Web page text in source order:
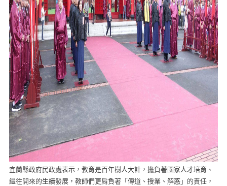
宜蘭縣政府民政處表示，教育是百年樹人大計，擔負著國家人才培育、
繼往開來的生續發展，教師們更肩負著「傳道、授業、解惑」的責任，